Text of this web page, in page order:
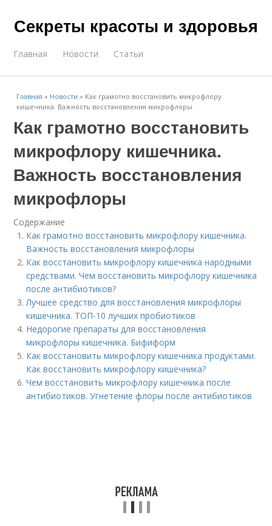
Секреты красоты и здоровья
Главная Новости Статьи
Главная » Новости » Как грамотно восстановить микрофлору
кишечника. Важность восстановления микрофлоры
Как грамотно восстановить
микрофлору кишечника.
Важность восстановления
микрофлоры
Содержание
Как грамотно восстановить микрофлору кишечника.
Важность восстановления микрофлоры
Как восстановить микрофлору кишечника народными
средствами. Чем восстановить микрофлору кишечника
после антибиотиков?
Лучшее средство для восстановления микрофлоры
кишечника. ТОП-10 лучших пробиотиков
Недорогие препараты для восстановления
микрофлоры кишечника. Бифиформ
Как восстановить микрофлору кишечника продуктами.
Как восстановить микрофлору кишечника?
Чем восстановить микрофлору кишечника после
антибиотиков. Угнетение флоры после антибиотиков